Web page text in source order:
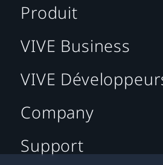
Produit
VIVE Business
VIVE
Company
Support